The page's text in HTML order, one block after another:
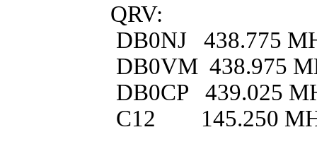
QRV:
DB0NJ 438.775
DB0VM 438.975
DB0CP 439.025
C12 145.250